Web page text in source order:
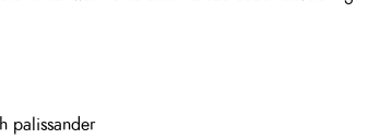
palissander